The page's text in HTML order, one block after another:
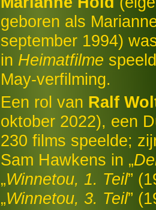
geboren als
september 1994)
in Heimatfilme
May-verfilming.
Een rol van Ralf
oktober 2022), een
230 films speelde;
Sam Hawkens in „
„Winnetou, 1. Teil”
„Winnetou, 3. Teil”